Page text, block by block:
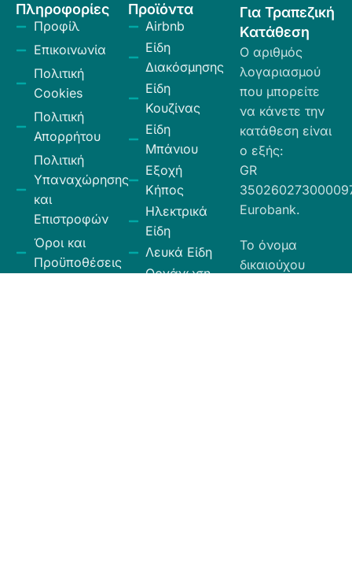
Πληροφορίες
Προφίλ
Επικοινωνία
Πολιτική
Cookies
Πολιτική
Απορρήτου
Πολιτική
Υπαναχώρησης
και
Επιστροφών
Όροι και
Προϋποθέσεις
Προϊόντα
Airbnb
Είδη
Διακόσμησης
Είδη
Κουζίνας
Είδη
Μπάνιου
Εξοχή
Κήπος
Ηλεκτρικά
Είδη
Λευκά Είδη
Οργάνωση
Για Τραπεζική
Κατάθεση
Ο αριθμός
λογαριασμού
που μπορείτε
να κάνετε την
κατάθεση είναι
ο εξής:
GR
Eurobank.
Το όνομα
δικαιούχου